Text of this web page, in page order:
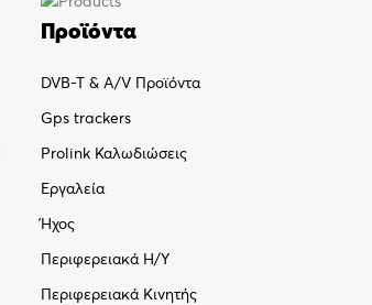
Προϊόντα
DVB-T & A/V Προϊόντα
Gps trackers
Prolink Καλωδιώσεις
Εργαλεία
Ήχος
Περιφερειακά Η/Υ
Περιφερειακά Κινητής